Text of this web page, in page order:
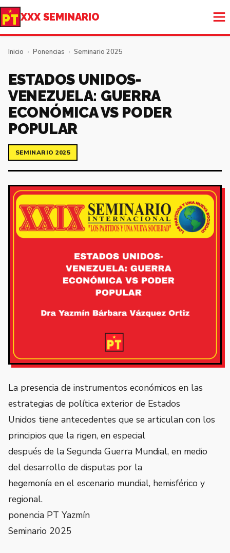
XXX SEMINARIO
Inicio › Ponencias › Seminario 2025
ESTADOS UNIDOS-
VENEZUELA: GUERRA
ECONÓMICA VS PODER
POPULAR
SEMINARIO 2025
La presencia de instrumentos económicos en las
estrategias de política exterior de Estados
Unidos tiene antecedentes que se articulan con los
principios que la rigen, en especial
después de la Segunda Guerra Mundial, en medio
del desarrollo de disputas por la
hegemonía en el escenario mundial, hemisférico y
regional.
ponencia PT Yazmín
Seminario 2025